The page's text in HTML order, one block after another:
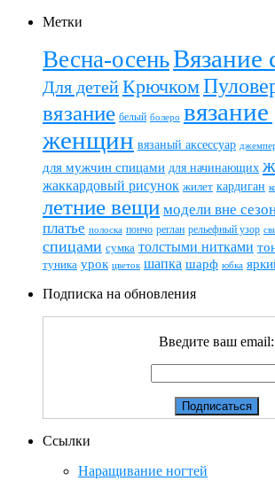
Метки
Весна-осеньВязание
Для детейКрючком
вязание белый болеро
женщин вязаный аксессуар
для мужчин спицами для начинающих
жаккардовый рисунок жилет кардиган
летние вещи модели вне
платье полоска пончо реглан рельефный узор
спицами сумка толстыми нитками
туника урок цветок шапка шарф юбка
Подписка на обновления
Введите ваш email:
Ссылки
Наращивание ногтей